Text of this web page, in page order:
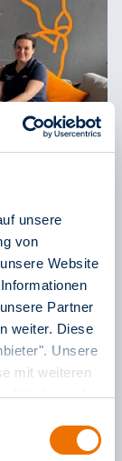
unsere
von
Website
Partner
weiter. Diese
Unsere
mit weiteren
haben oder
des rnv-
mit alten
ihrer
lesen